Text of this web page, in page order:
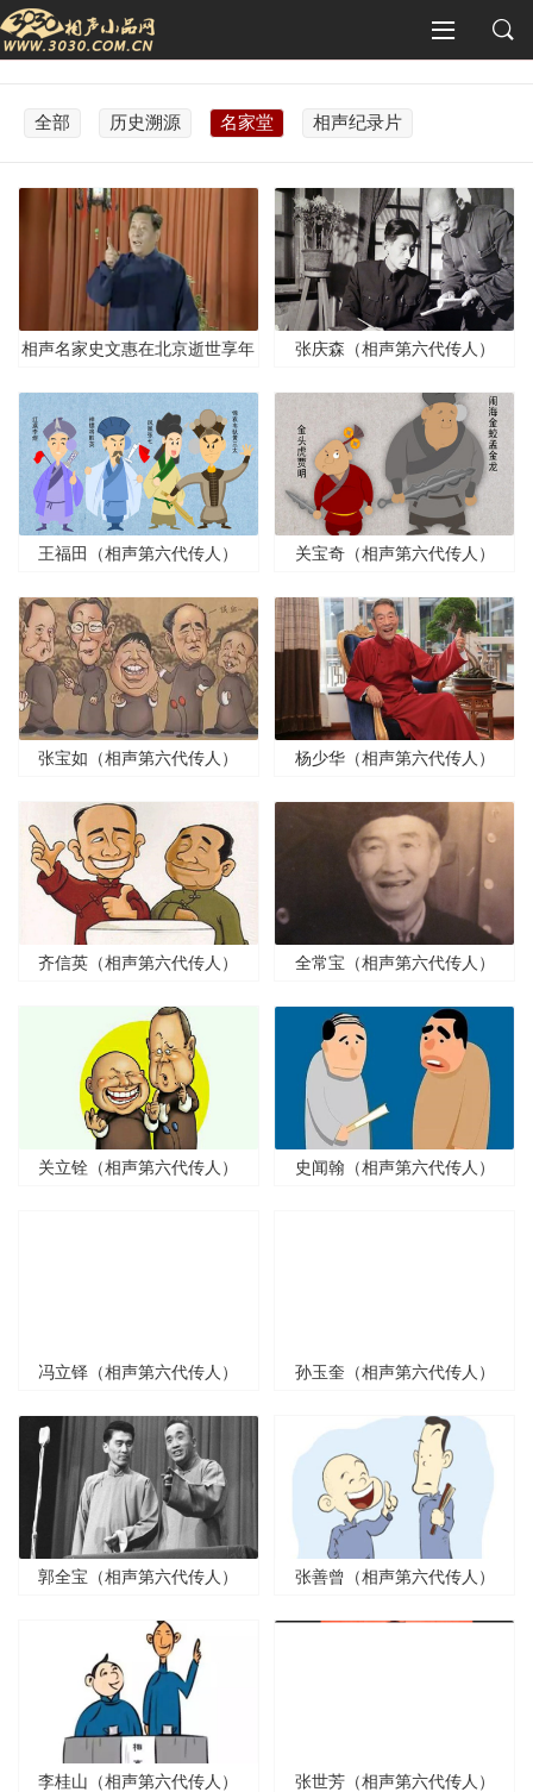
全部 历史溯源 名家堂 相声纪录片
相声名家史文惠在北京逝世享年
好
张庆森（相声第六代传人）
王福田（相声第六代传人） 关宝奇（相声第六代传人）
张宝如（相声第六代传人） 杨少华（相声第六代传人）
齐信英（相声第六代传人） 全常宝（相声第六代传人）
关立铨（相声第六代传人） 史闻翰（相声第六代传人）
冯立铎（相声第六代传人） 孙玉奎（相声第六代传人）
郭全宝（相声第六代传人） 张善曾（相声第六代传人）
李桂山（相声第六代传人） 张世芳（相声第六代传人）